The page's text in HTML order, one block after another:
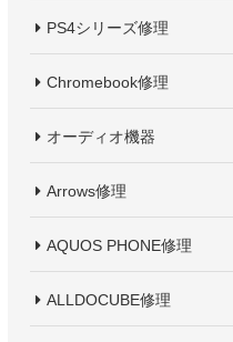
PS4シリーズ修理
Chromebook修理
オーディオ機器
Arrows修理
AQUOS PHONE修理
ALLDOCUBE修理